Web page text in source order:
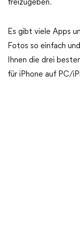
freizugeben.
Es gibt viele Apps
Fotos so einfach
Ihnen die drei
für iPhone auf PC/